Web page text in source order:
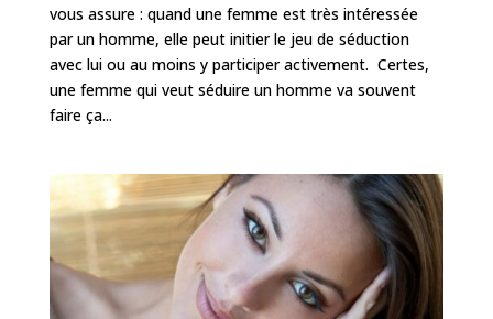
vous assure : quand une femme est très intéressée
par un homme, elle peut initier le jeu de séduction
avec lui ou au moins y participer activement. Certes,
une femme qui veut séduire un homme va souvent
faire ça...